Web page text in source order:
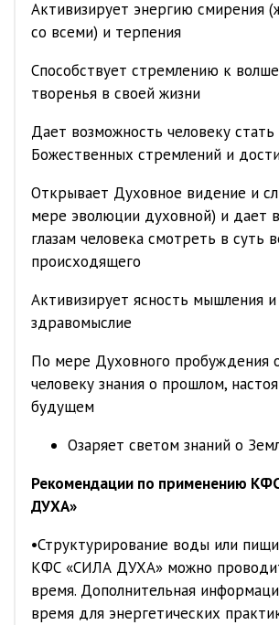
Активизирует энергию смирения
со всеми) и терпения
Способствует стремлению к
творенья в своей жизни
Дает возможность человеку стать
Божественных стремлений и
Открывает Духовное видение и
мере эволюции духовной) и дает
глазам человека смотреть в суть
происходящего
Активизирует ясность мышления и
здравомыслие
По мере Духовного пробуждения
человеку знания о прошлом,
будущем
Озаряет светом знаний о
Рекомендации по применению
ДУХА»
•Структурирование воды или
КФС «СИЛА ДУХА» можно
время. Дополнительная
время для энергетических